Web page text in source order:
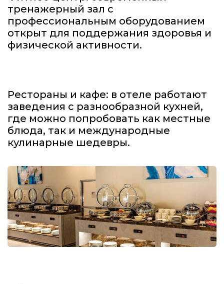
тренажерный зал с
профессиональным оборудованием
открыт для поддержания здоровья и
физической активности.
Рестораны и кафе: в отеле работают
заведения с разнообразной кухней,
где можно попробовать как местные
блюда, так и международные
кулинарные шедевры.